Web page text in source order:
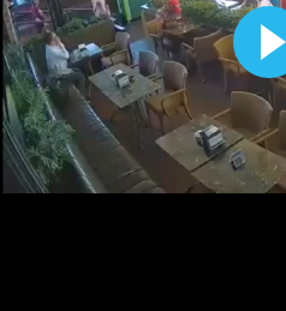
Ürəktutmadan